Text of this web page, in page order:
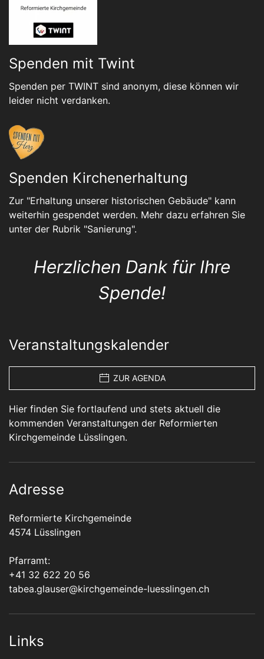
Spenden mit Twint
Spenden per TWINT sind anonym, diese können wir
leider nicht verdanken.
Spenden Kirchenerhaltung
Zur "Erhaltung unserer historischen Gebäude" kann
weiterhin gespendet werden. Mehr dazu erfahren Sie
unter der Rubrik "Sanierung".
Herzlichen Dank für Ihre
Spende!
Veranstaltungskalender
ZUR AGENDA
Hier finden Sie fortlaufend und stets aktuell die
kommenden Veranstaltungen der Reformierten
Kirchgemeinde Lüsslingen.
Adresse
Reformierte Kirchgemeinde
4574 Lüsslingen
Pfarramt:
+41 32 622 20 56
tabea.glauser@kirchgemeinde-luesslingen.ch
Links